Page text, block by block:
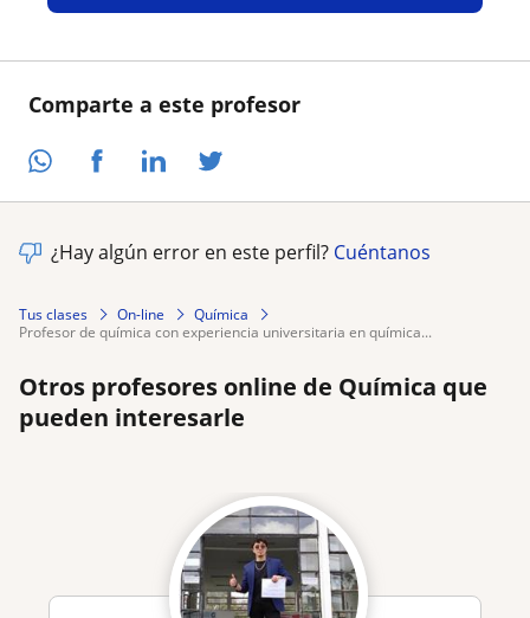
Comparte a este profesor
¿Hay algún error en este perfil? Cuéntanos
Tus clases On-line
Química
profesor de química con experiencia universitaria en química...
Otros profesores online de Química que
pueden interesarle